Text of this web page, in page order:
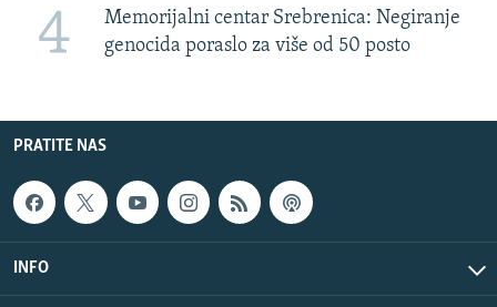
4
Memorijalni centar Srebrenica: Negiranje
genocida poraslo za više od 50 posto
PRATITE NAS
INFO